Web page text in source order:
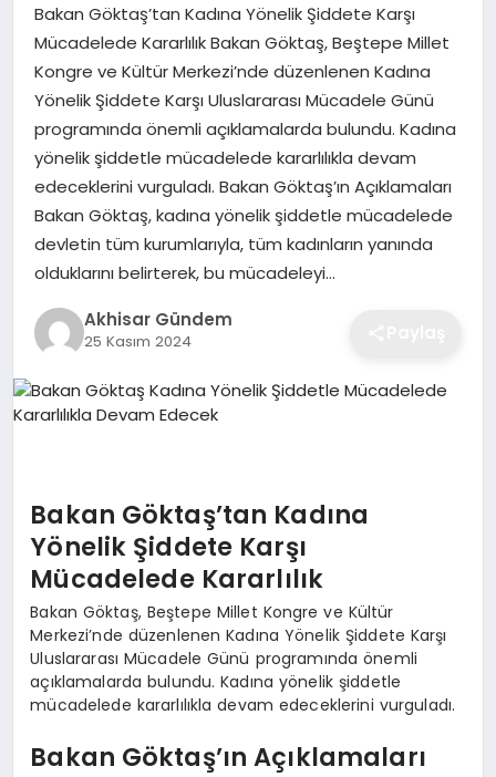
YAŞAM
Bakan Göktaş’tan Kadına Yönelik Şiddete Karşı
Mücadelede Kararlılık Bakan Göktaş, Beştepe Millet
Kongre ve Kültür Merkezi’nde düzenlenen Kadına
Yönelik Şiddete Karşı Uluslararası Mücadele Günü
programında önemli açıklamalarda bulundu. Kadına
yönelik şiddetle mücadelede kararlılıkla devam
edeceklerini vurguladı. Bakan Göktaş’ın Açıklamaları
Bakan Göktaş, kadına yönelik şiddetle mücadelede
devletin tüm kurumlarıyla, tüm kadınların yanında
olduklarını belirterek, bu mücadeleyi…
Akhisar Gündem
25 Kasım 2024
Bakan Göktaş’tan Kadına
Yönelik Şiddete Karşı
Mücadelede Kararlılık
Bakan Göktaş, Beştepe Millet Kongre ve Kültür
Merkezi’nde düzenlenen Kadına Yönelik Şiddete Karşı
Uluslararası Mücadele Günü programında önemli
açıklamalarda bulundu. Kadına yönelik şiddetle
mücadelede kararlılıkla devam edeceklerini vurguladı.
Bakan Göktaş’ın Açıklamaları